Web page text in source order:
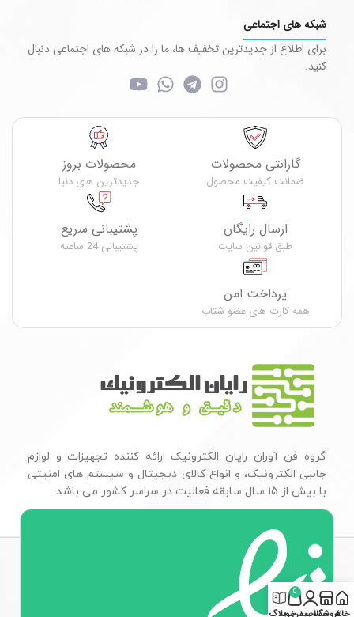
شبکه های اجتماعی
برای اطلاع از جدیدترین تخفیف ها، ما را در شبکه های اجتماعی دنبال
کنید.
گارانتی محصولات
ضمانت کیفیت محصول
محصولات بروز
جدیدترین های دنیا
ارسال رایگان
طبق قوانین سایت
پشتیبانی سریع
پشتیبانی 24 ساعته
پرداخت امن
همه کارت های عضو شتاب
گروه فن آوران رایان الکترونیک ارائه کننده تجهیزات و لوازم
جانبی الکترونیک، و انواع کالای دیجیتال و سیستم های امنیتی
با بیش از 15 سال سابقه فعالیت در سراسر کشور می باشد.
خانهفروشگاه
حساب من
0
سبد خرید
وبلاگ